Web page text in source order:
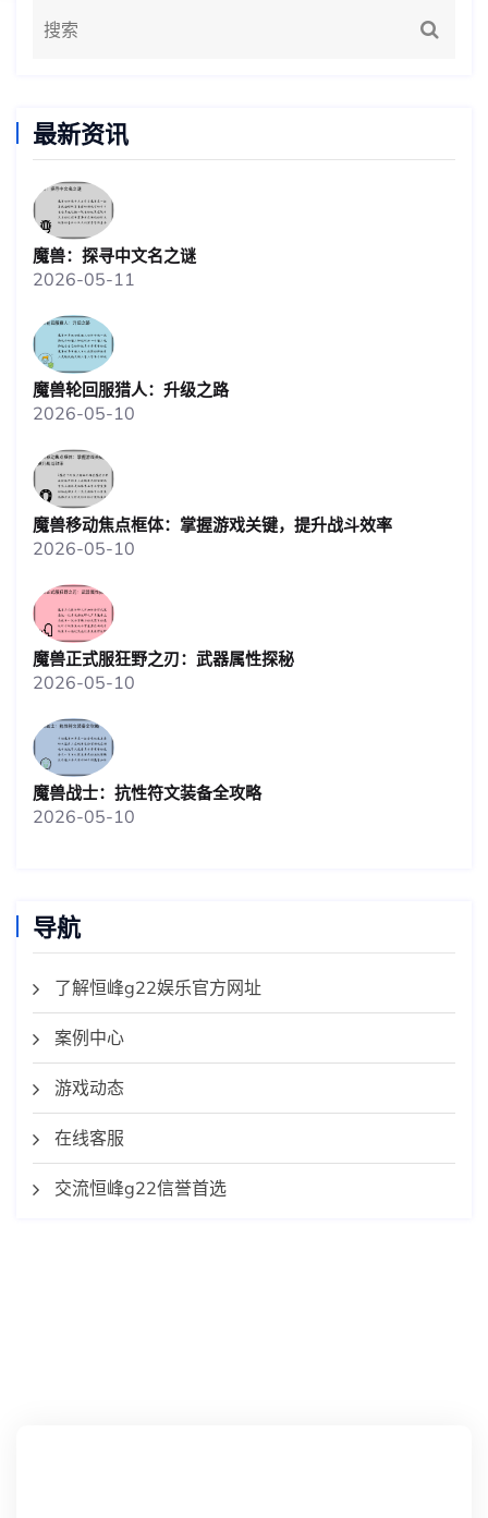
最新资讯
魔兽：探寻中文名之谜
2026-05-11
魔兽轮回服猎人：升级之路
2026-05-10
魔兽移动焦点框体：掌握游戏关键，提升战斗效率
2026-05-10
魔兽正式服狂野之刃：武器属性探秘
2026-05-10
魔兽战士：抗性符文装备全攻略
2026-05-10
导航
了解恒峰g22娱乐官方网址
案例中心
游戏动态
在线客服
交流恒峰g22信誉首选